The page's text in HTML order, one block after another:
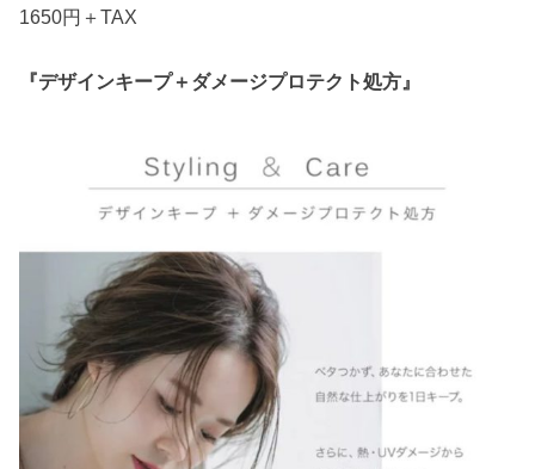
1650円＋TAX
『デザインキープ＋ダメージプロテクト処方』